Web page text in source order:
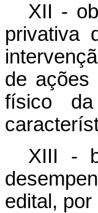
XII -
privativa
de ações
físico
XIII -
edital,